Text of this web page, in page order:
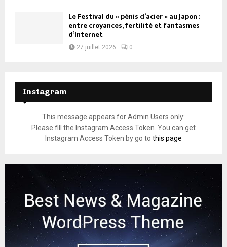
Le Festival du « pénis d’acier » au Japon :
entre croyances, fertilité et fantasmes
d’Internet
27 juillet 2026 0
Instagram
This message appears for Admin Users only:
Please fill the Instagram Access Token. You can get
Instagram Access Token by go to this page